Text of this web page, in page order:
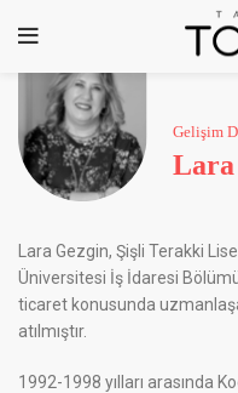
Lara Gezgin, Şişli Terakki
Üniversitesi İş İdaresi
ticaret konusunda
atılmıştır.
1992-1998 yılları arasında